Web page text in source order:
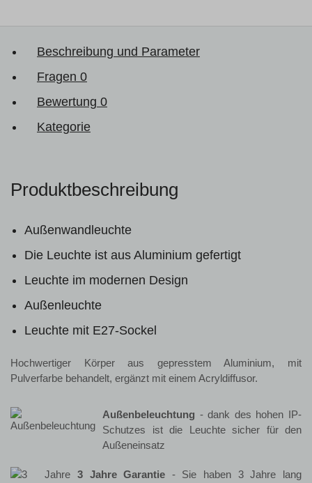
Beschreibung und Parameter
Fragen 0
Bewertung 0
Kategorie
Produktbeschreibung
Außenwandleuchte
Die Leuchte ist aus Aluminium gefertigt
Leuchte im modernen Design
Außenleuchte
Leuchte mit E27-Sockel
Hochwertiger Körper aus gepresstem Aluminium, mit
Pulverfarbe behandelt, ergänzt mit einem Acryldiffusor.
Außenbeleuchtung - dank des hohen IP-
Schutzes ist die Leuchte sicher für den
Außeneinsatz
3 Jahre Garantie - Sie haben 3 Jahre lang